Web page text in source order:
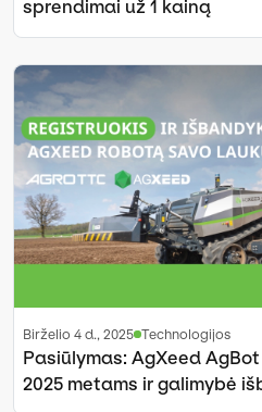
sprendimai už 1 kainą
birželio 4 d., 2025 Technologijos
Pasiūlymas: AgXeed AgBot
2025 metams ir galimybė